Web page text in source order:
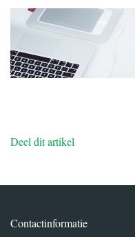
Deel dit artikel
Contactinformatie